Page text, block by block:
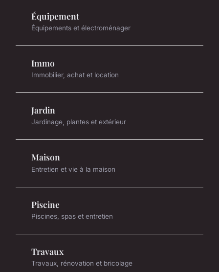
Équipement
Équipements et électroménager
Immo
Immobilier, achat et location
Jardin
Jardinage, plantes et extérieur
Maison
Entretien et vie à la maison
Piscine
Piscines, spas et entretien
Travaux
Travaux, rénovation et bricolage